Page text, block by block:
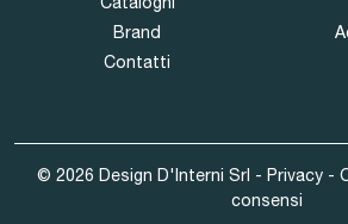
Brand
Contatti
© 2026 Design D'Interni Srl - Privacy-
consensi